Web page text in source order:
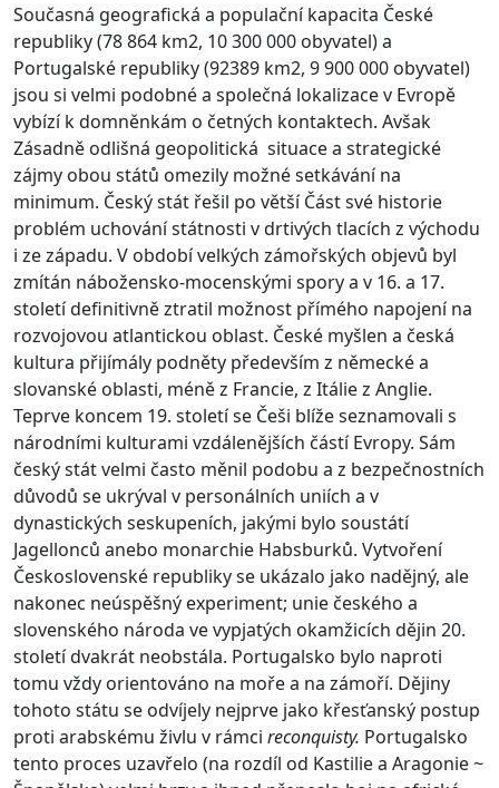
Současná geografická a populační kapacita České
republiky (78 864 km2, 10 300 000 obyvatel) a
Portugalské republiky (92389 km2, 9 900 000 obyvatel)
jsou si velmi podobné a společná lokalizace v Evropě
vybízí k domněnkám o četných kontaktech. Avšak
Zásadně odlišná geopolitická situace a strategické
zájmy obou států omezily možné setkávání na
minimum. Český stát řešil po větší Část své historie
problém uchování státnosti v drtivých tlacích z východu
i ze západu. V období velkých zámořských objevů byl
zmítán nábožensko-mocenskými spory a v 16. a 17.
století definitivně ztratil možnost přímého napojení na
rozvojovou atlantickou oblast. České myšlen a česká
kultura přijímály podněty především z německé a
slovanské oblasti, méně z Francie, z Itálie z Anglie.
Teprve koncem 19. století se Češi blíže seznamovali s
národními kulturami vzdálenějších částí Evropy. Sám
český stát velmi často měnil podobu a z bezpečnostních
důvodů se ukrýval v personálních uniích a v
dynastických seskupeních, jakými bylo soustátí
Jagellonců anebo monarchie Habsburků. Vytvoření
Československé republiky se ukázalo jako nadějný, ale
nakonec neúspěšný experiment; unie českého a
slovenského národa ve vypjatých okamžicích dějin 20.
století dvakrát neobstála. Portugalsko bylo naproti
tomu vždy orientováno na moře a na zámoří. Dějiny
tohoto státu se odvíjely nejprve jako křesťanský postup
proti arabskému živlu v rámci reconquisty. Portugalsko
tento proces uzavřelo (na rozdíl od Kastilie a Aragonie ~